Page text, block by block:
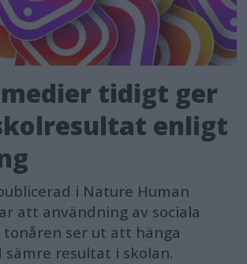
tidigt ger
enligt
i Nature Human
att användning av sociala
ser ut att hänga
sämre resultat i skolan.